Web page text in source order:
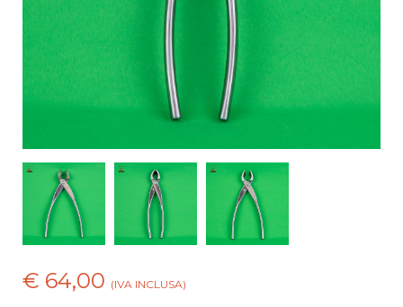
€ 64,00 (IVA INCLUSA)